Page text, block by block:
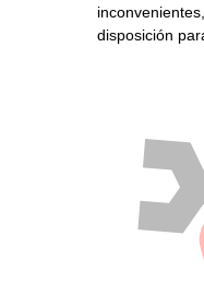
disposición